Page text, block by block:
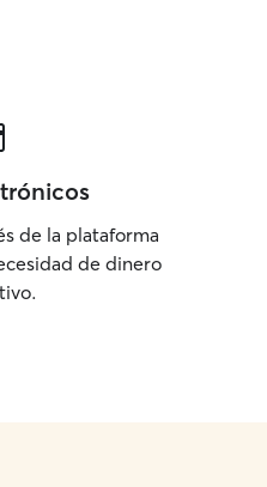
de la plataforma
de dinero